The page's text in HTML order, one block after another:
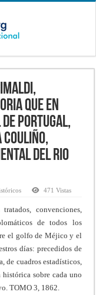
que en
de Portugal,
Couliño,
del Rio
471 Vistas
convenciones,
de todos los
el golfo de Méjico y el
días: precedidos de
de cuadros estadísticos,
sobre cada uno
TOMO 3, 1862.